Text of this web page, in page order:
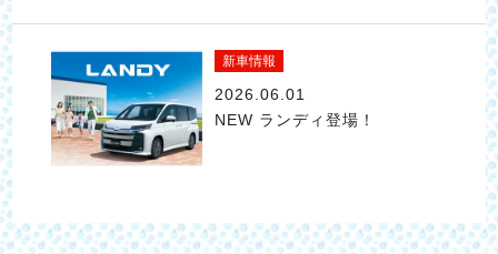
新車情報
2026.06.01
NEW ランディ登場！